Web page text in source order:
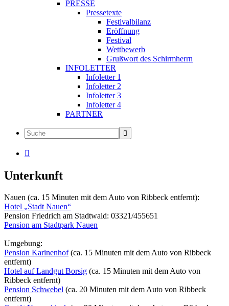
PRESSE
Pressetexte
Festivalbilanz
Eröffnung
Festival
Wettbewerb
Grußwort des Schirmherrn
INFOLETTER
Infoletter 1
Infoletter 2
Infoletter 3
Infoletter 4
PARTNER

Unterkunft
Nauen (ca. 15 Minuten mit dem Auto von Ribbeck entfernt):
Hotel „Stadt Nauen“
Pension Friedrich am Stadtwald: 03321/455651
Pension am Stadtpark Nauen
Umgebung:
Pension Karinenhof(ca. 15 Minuten mit dem Auto von Ribbeck
entfernt)
Hotel auf Landgut Borsig (ca. 15 Minuten mit dem Auto von
Ribbeck entfernt)
Pension Schwebel (ca. 20 Minuten mit dem Auto von Ribbeck
entfernt)